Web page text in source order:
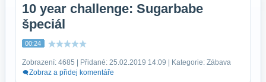
10 year challenge: Sugarbabe
špeciál
00:24
Zobrazení: 4685 | Přidané: 25.02.2019 14:09 | Kategorie: Zábava
Zobraz a přidej komentáře